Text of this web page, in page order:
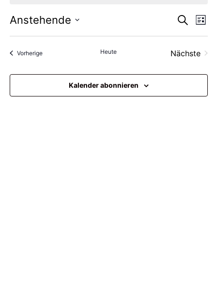
SucheListe
Anstehende
Datum
wählen.
VorherigeVeranstaltungen Heute
Nächste
Kalender abonnieren